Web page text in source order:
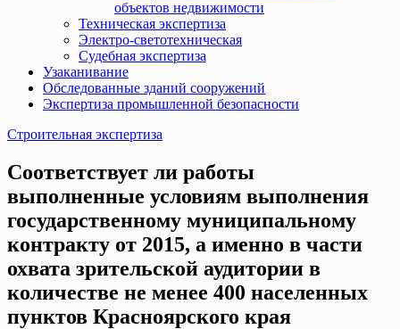
объектов недвижимости
Техническая экспертиза
Электро-светотехническая
Судебная экспертиза
Узаканивание
Обследованные зданий сооружений
Экспертиза промышленной безопасности
Строительная экспертиза
Соответствует ли работы
выполненные условиям выполнения
государственному муниципальному
контракту от 2015, а именно в части
охвата зрительской аудитории в
количестве не менее 400 населенных
пунктов Красноярского края